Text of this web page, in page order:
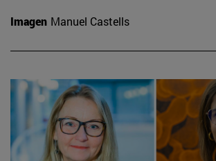
Imagen Manuel Castells